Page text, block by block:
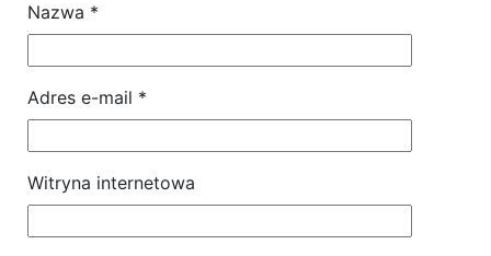
Nazwa *
Adres e-mail *
Witryna internetowa